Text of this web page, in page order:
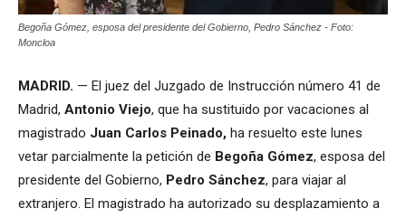
Begoña Gómez, esposa del presidente del Gobierno, Pedro Sánchez - Foto:
Moncloa
MADRID. — El juez del Juzgado de Instrucción número 41 de
Madrid, Antonio Viejo, que ha sustituido por vacaciones al
magistrado Juan Carlos Peinado, ha resuelto este lunes
vetar parcialmente la petición de Begoña Gómez, esposa del
presidente del Gobierno, Pedro Sánchez, para viajar al
extranjero. El magistrado ha autorizado su desplazamiento a